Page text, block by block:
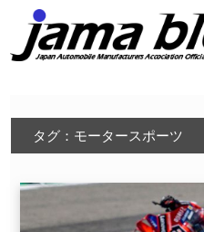
タグ：モータースポーツ